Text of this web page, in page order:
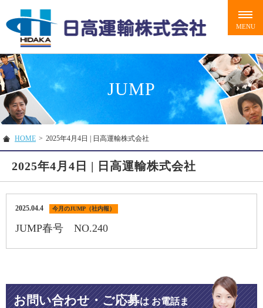
JUMP
HOME > 2025年4月4日 | 日高運輸株式会社
2025年4月4日 | 日高運輸株式会社
2025.04.4 今月のJUMP（社内報）
JUMP春号 NO.240
お問い合わせ・ご応募はお電話ま